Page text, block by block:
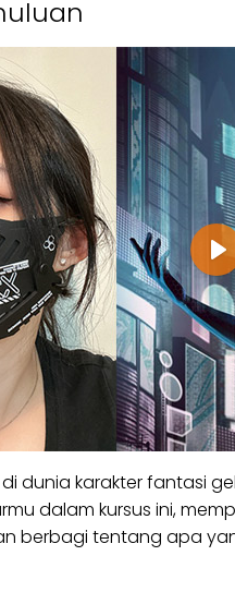
dunia karakter fantasi
dalam kursus ini,
berbagi tentang apa